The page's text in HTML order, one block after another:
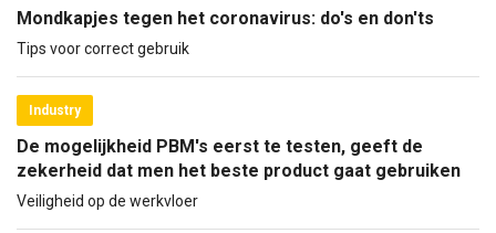
Mondkapjes tegen het coronavirus: do's en don'ts
Tips voor correct gebruik
Industry
De mogelijkheid PBM's eerst te testen, geeft de
zekerheid dat men het beste product gaat gebruiken
Veiligheid op de werkvloer